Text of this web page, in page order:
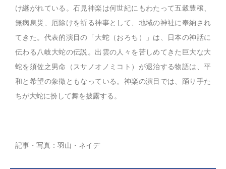
け継がれている。石見神楽は何世紀にもわたって五穀豊穣、
無病息災、厄除けを祈る神事として、地域の神社に奉納され
てきた。代表的演目の「大蛇（おろち）」は、日本の神話に
伝わる八岐大蛇の伝説。出雲の人々を苦しめてきた巨大な大
蛇を須佐之男命（スサノオノミコト）が退治する物語は、平
和と希望の象徴ともなっている。神楽の演目では、踊り手た
ちが大蛇に扮して舞を披露する。
記事・写真：羽山・ネイデ